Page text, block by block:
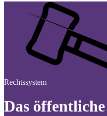
Rechtssystem
Das